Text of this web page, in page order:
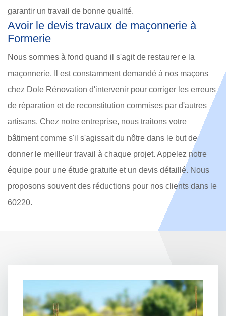
garantir un travail de bonne qualité.
Avoir le devis travaux de maçonnerie à
Formerie
Nous sommes à fond quand il s'agit de restaurer e la
maçonnerie. Il est constamment demandé à nos maçons
chez Dole Rénovation d'intervenir pour corriger les erreurs
de réparation et de reconstitution commises par d'autres
artisans. Chez notre entreprise, nous traitons votre
bâtiment comme s'il s'agissait du nôtre dans le but de
donner le meilleur travail à chaque projet. Appelez notre
équipe pour une étude gratuite et un devis détaillé. Nous
proposons souvent des réductions pour nos clients dans le
60220.